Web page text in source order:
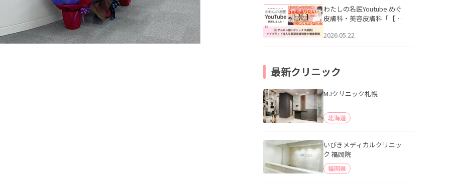
た。
わたしの名医Youtube めぐ
皮膚科・美容皮膚科「【ヒ
用】ハイブリッド注入を美
2026.05.22
最新クリニック
MJクリニック札幌
北海道
いびきメディカルクリニッ
ク 福岡院
福岡県